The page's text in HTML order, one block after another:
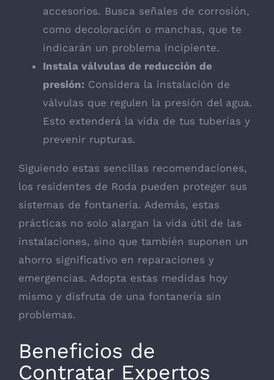
accesorios. Busca señales de corrosión,
como decoloración o manchas, que te
indicarán un problema incipiente.
Instala válvulas de reducción de
presión: Considera la instalación de
válvulas que regulen la presión del agua.
Esto extenderá la vida de tus tuberías y
prevenir rupturas.
Siguiendo estas sencillas recomendaciones,
los residentes de Roda pueden proteger sus
sistemas de fontanería. Además, estas
prácticas no solo alargan la vida útil de las
instalaciones, sino que también suponen un
ahorro significativo en reparaciones y
emergencias. Adopta estas medidas hoy
mismo y disfruta de una fontanería sin
problemas.
Beneficios de
Contratar Expertos